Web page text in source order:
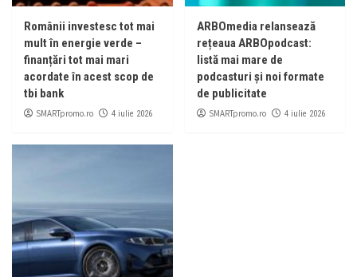
Românii investesc tot mai
mult în energie verde –
finanțări tot mai mari
acordate în acest scop de
tbi bank
SMARTpromo.ro 4 iulie 2026
ARBOmedia relansează
rețeaua ARBOpodcast:
listă mai mare de
podcasturi și noi formate
de publicitate
SMARTpromo.ro 4 iulie 2026